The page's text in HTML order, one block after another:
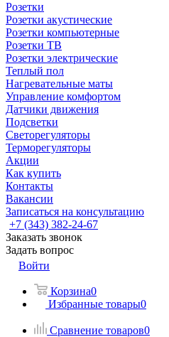
Розетки
Розетки акустические
Розетки компьютерные
Розетки ТВ
Розетки электрические
Теплый пол
Нагревательные маты
Управление комфортом
Датчики движения
Подсветки
Светорегуляторы
Терморегуляторы
Акции
Как купить
Контакты
Вакансии
Записаться на консультацию
+7 (343) 382-24-67
Заказать звонок
Задать вопрос
Войти
Корзина0
Избранные товары0
Сравнение товаров0